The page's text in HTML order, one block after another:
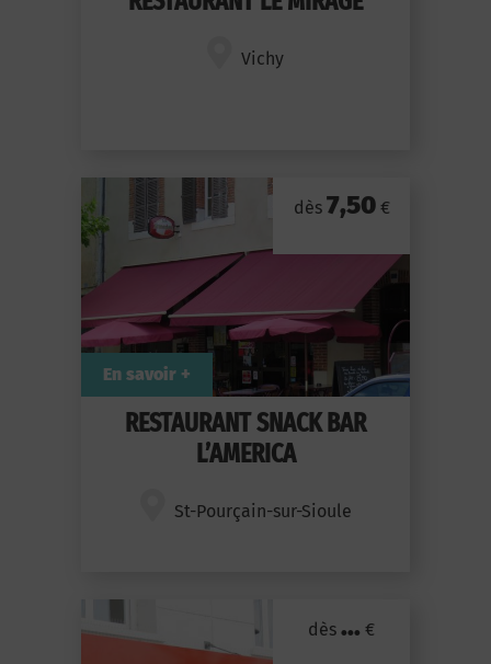
Vichy
RESTAURANT SNACK BAR
L’AMERICA
St-Pourçain-sur-Sioule
dès 7,50€
En savoir +
dès ... €